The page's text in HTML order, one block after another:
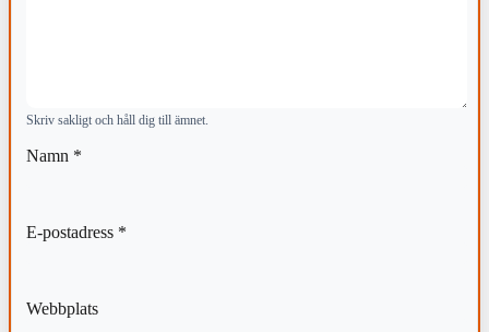
Skriv sakligt och håll dig till ämnet.
Namn *
E-postadress *
Webbplats